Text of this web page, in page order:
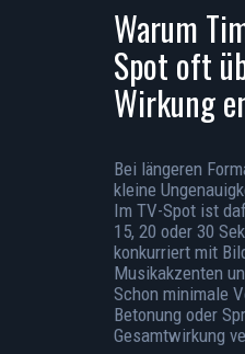
Warum
Spot oft
Wirkung
Bei längeren
kleine
Im TV-Spot ist
15, 20 oder 30
konkurriert mit
Musikakzenten
Schon minimale
Betonung oder
Gesamtwirkung